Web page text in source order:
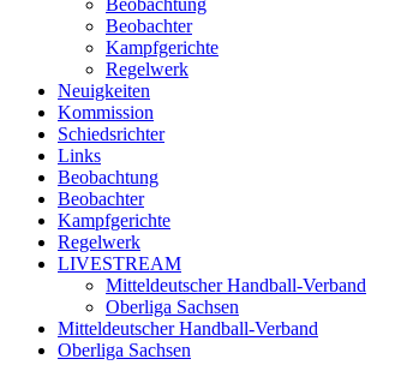
Beobachter
Kampfgerichte
Regelwerk
Neuigkeiten
Kommission
Schiedsrichter
Links
Beobachtung
Beobachter
Kampfgerichte
Regelwerk
LIVESTREAM
Mitteldeutscher Handball-Verband
Oberliga Sachsen
Mitteldeutscher Handball-Verband
Oberliga Sachsen